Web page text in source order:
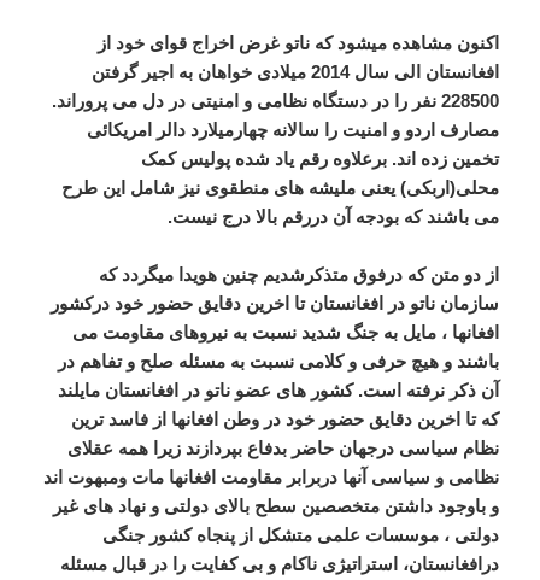
اکنون مشاهده میشود که ناتو غرض اخراج قوای خود از
افغانستان الی سال 2014 میلادی خواهان به اجیر گرفتن
228500 نفر را در دستگاه نظامی و امنیتی در دل می پروراند.
مصارف اردو و امنیت را سالانه چهارمیلارد دالر امریکائی
تخمین زده اند. برعلاوه رقم یاد شده پولیس کمک
محلی(اربکی) یعنی ملیشه های منطقوی نیز شامل این طرح
می باشند که بودجه آن دررقم بالا درج نیست.
از دو متن که درفوق متذکرشدیم چنین هویدا میگردد که
سازمان ناتو در افغانستان تا اخرین دقایق حضور خود درکشور
افغانها ، مایل به جنگ شدید نسبت به نیروهای مقاومت می
باشند و هیچ حرفی و کلامی نسبت به مسئله صلح و تفاهم در
آن ذکر نرفته است. کشور های عضو ناتو در افغانستان مایلند
که تا اخرین دقایق حضور خود در وطن افغانها از فاسد ترین
نظام سیاسی درجهان حاضر بدفاع بپردازند زیرا همه عقلای
نظامی و سیاسی آنها دربرابر مقاومت افغانها مات ومبهوت اند
و باوجود داشتن متخصصین سطح بالای دولتی و نهاد های غیر
دولتی ، موسسات علمی متشکل از پنجاه کشور جنگی
درافغانستان، استراتیژی ناکام و بی کفایت را در قبال مسئله